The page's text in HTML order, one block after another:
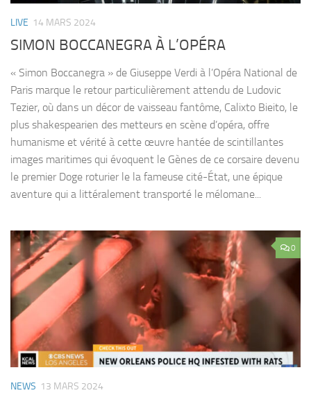
LIVE 14 MARS 2024
SIMON BOCCANEGRA À L’OPÉRA
« Simon Boccanegra » de Giuseppe Verdi à l’Opéra National de
Paris marque le retour particulièrement attendu de Ludovic
Tezier, où dans un décor de vaisseau fantôme, Calixto Bieito, le
plus shakespearien des metteurs en scène d’opéra, offre
humanisme et vérité à cette œuvre hantée de scintillantes
images maritimes qui évoquent le Gènes de ce corsaire devenu
le premier Doge roturier le la fameuse cité-État, une épique
aventure qui a littéralement transporté le mélomane...
0
NEWS 13 MARS 2024